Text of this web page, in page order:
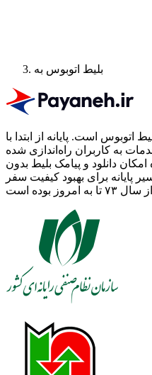
بلیط اتوبوس به
اتوبوس است. پایانه از ابتدا با
به کاربران راه‌اندازی شده
دانلود و پیامک بلیط بدون
پایانه برای بهبود کیفیت سفر